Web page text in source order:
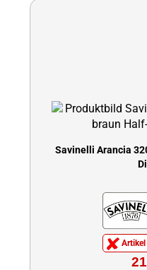
Savinelli Arancia
Artikel